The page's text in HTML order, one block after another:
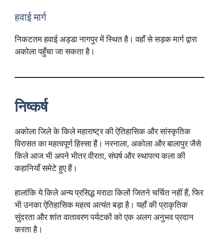
हवाई मार्ग
निकटतम हवाई अड्डा नागपुर में स्थित है। वहाँ से सड़क मार्ग द्वारा
अकोला पहुँचा जा सकता है।
निष्कर्ष
अकोला जिले के किले महाराष्ट्र की ऐतिहासिक और सांस्कृतिक
विरासत का महत्वपूर्ण हिस्सा हैं। नरनाला, अकोला और बालापुर जैसे
किले आज भी अपने भीतर वीरता, संघर्ष और स्थापत्य कला की
कहानियाँ समेटे हुए हैं।
हालांकि ये किले अन्य प्रसिद्ध मराठा किलों जितने चर्चित नहीं हैं, फिर
भी उनका ऐतिहासिक महत्व अत्यंत बड़ा है। यहाँ की प्राकृतिक
सुंदरता और शांत वातावरण पर्यटकों को एक अलग अनुभव प्रदान
करता है।